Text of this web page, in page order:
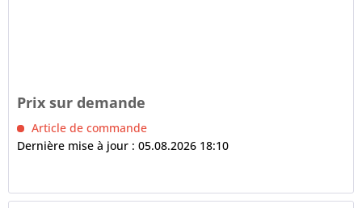
Prix sur demande
Article de commande
Dernière mise à jour : 05.08.2026 18:10